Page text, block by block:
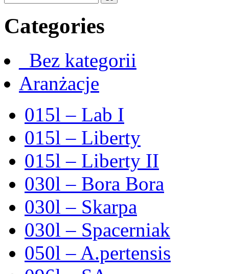
Categories
_Bez kategorii
Aranżacje
015l – Lab I
015l – Liberty
015l – Liberty II
030l – Bora Bora
030l – Skarpa
030l – Spacerniak
050l – A.pertensis